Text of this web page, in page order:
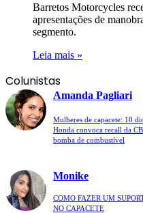
Barretos Motorcycles
apresentações de
segmento.
Leia mais »
Colunistas
Amanda Pagliari
Mulheres de capacete: 10
Honda convoca recall da
bomba de combustível
Monike
COMO FAZER UM
NO CAPACETE